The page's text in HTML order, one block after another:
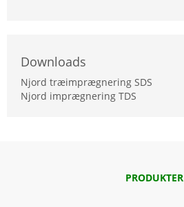
Downloads
Njord træimprægnering SDS
Njord imprægnering TDS
PRODUKTER